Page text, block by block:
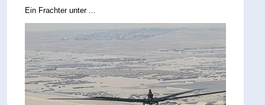
Ein Frachter unter ...